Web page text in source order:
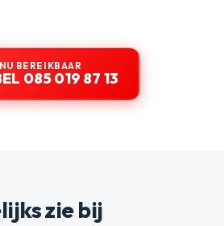
BEREIKBAAR
085 019 87 13
zie bij